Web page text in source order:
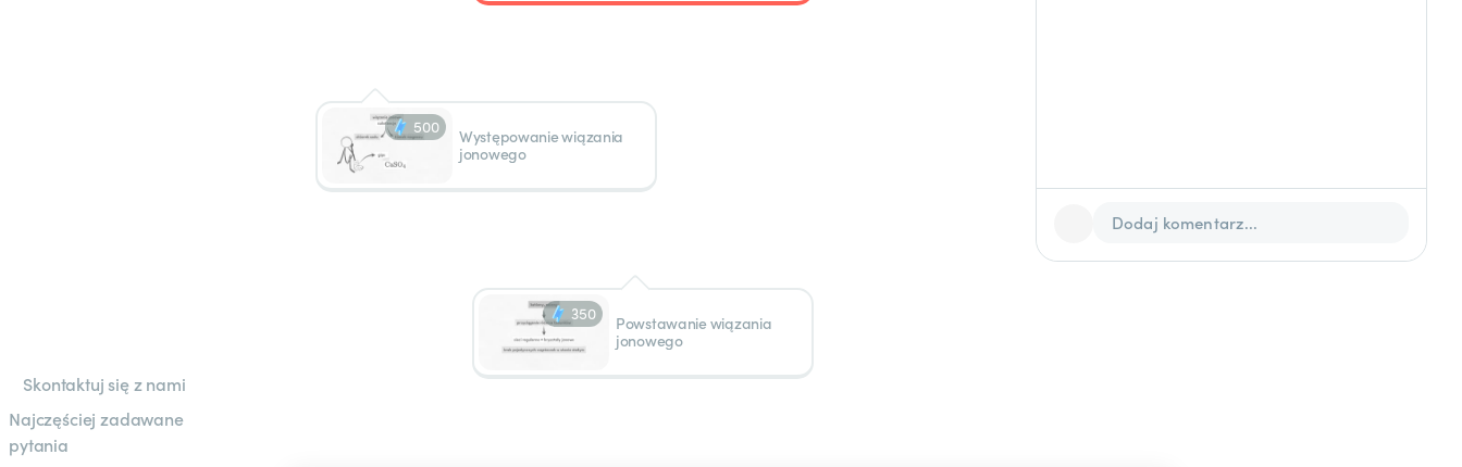
Skontaktuj się z nami
Najczęściej zadawane
pytania
500
Występowanie wiązania
jonowego
350
Powstawanie wiązania
jonowego